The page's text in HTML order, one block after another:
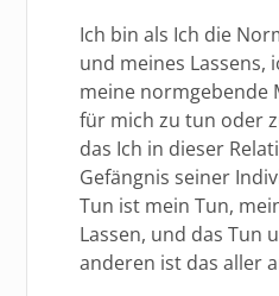
Ich bin als Ich die
und meines Lassens,
meine normgebende
für mich zu tun oder
das Ich in dieser
Gefängnis seiner
Tun ist mein Tun,
Lassen, und das Tun
anderen ist das aller